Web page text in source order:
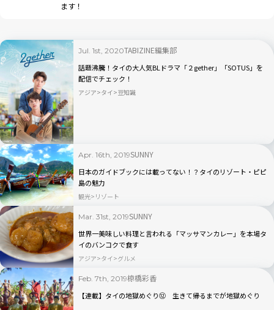
ます！
Jul. 1st, 2020TABIZINE編集部
話題沸騰！タイの大人気BLドラマ「２gether」「SOTUS」を
配信でチェック！
アジア タイ 豆知識
Apr. 16th, 2019SUNNY
日本のガイドブックには載ってない！？タイのリゾート・ピピ
島の魅力
観光 リゾート
Mar. 31st, 2019SUNNY
世界一美味しい料理と言われる「マッサマンカレー」を本場タ
イのバンコクで食す
アジア タイ グルメ
Feb. 7th, 2019椋橋彩香
【連載】タイの地獄めぐり⑫ 生きて帰るまでが地獄めぐり